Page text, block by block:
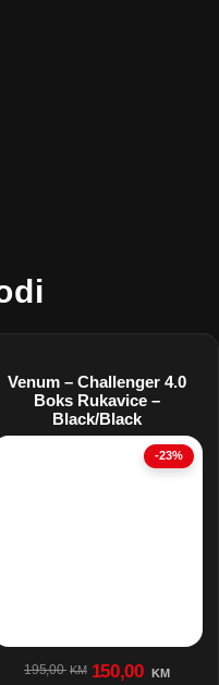
Venum – Challenger 4.0
Boks Rukavice –
Black/Black
-23%
195,00 KM 150,00 KM